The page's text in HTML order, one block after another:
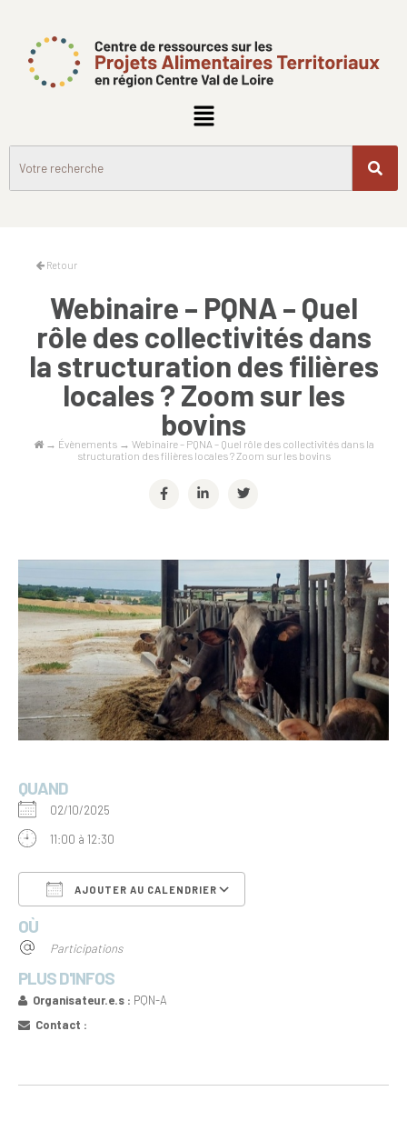
Retour
Webinaire – PQNA – Quel
rôle des collectivités dans
la structuration des filières
locales ? Zoom sur les
bovins
→ Évènements→ Webinaire – PQNA – Quel rôle des collectivités dans la
structuration des filières locales ? Zoom sur les bovins
QUAND
02/10/2025
11:00 à 12:30
AJOUTER AU CALENDRIER
OÙ
Participations
PLUS D'INFOS
Organisateur.e.s : PQN-A
Contact :